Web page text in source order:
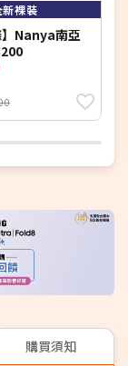
新裸裝
】Nanya南亞
購買須知